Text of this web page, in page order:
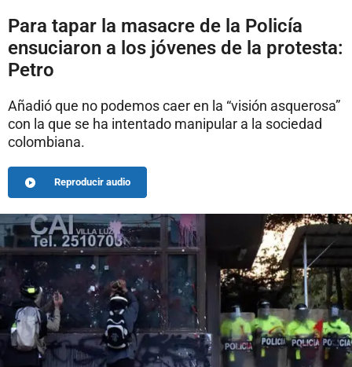
Para tapar la masacre de la Policía
ensuciaron a los jóvenes de la protesta:
Petro
Añadió que no podemos caer en la “visión asquerosa”
con la que se ha intentado manipular a la sociedad
colombiana.
Reproducir audio